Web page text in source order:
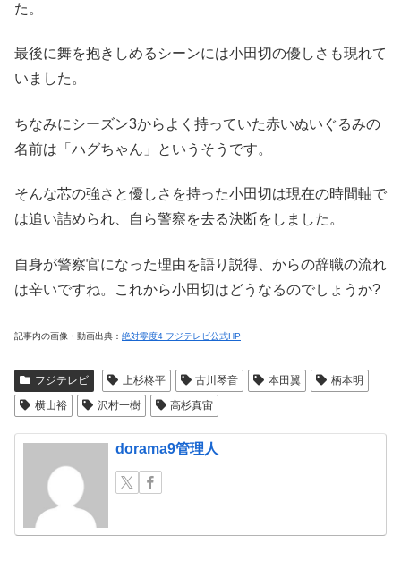
た。
最後に舞を抱きしめるシーンには小田切の優しさも現れて
いました。
ちなみにシーズン3からよく持っていた赤いぬいぐるみの
名前は「ハグちゃん」というそうです。
そんな芯の強さと優しさを持った小田切は現在の時間軸で
は追い詰められ、自ら警察を去る決断をしました。
自身が警察官になった理由を語り説得、からの辞職の流れ
は辛いですね。これから小田切はどうなるのでしょうか?
記事内の画像・動画出典： 絶対零度4 フジテレビ公式HP
フジテレビ 上杉柊平 古川琴音 本田翼
柄本明
横山裕
沢村一樹 高杉真宙
dorama9管理人